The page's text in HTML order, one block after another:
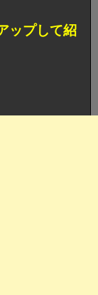
ップして紹